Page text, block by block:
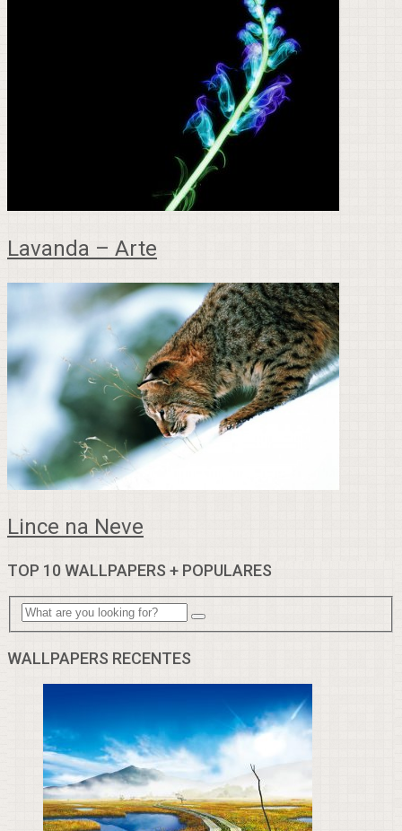
Lavanda – Arte
Lince na Neve
TOP 10 WALLPAPERS + POPULARES
WALLPAPERS RECENTES